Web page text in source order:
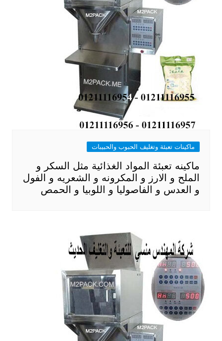
ماكينات تعبئة وتغليف الحبوب والحبيبات
ماكينه تعبئة المواد الغذائية مثل السكر و
الملح و الارز و المكرونه و الشعريه و الفول
و العدس و الفاصوليا و اللوبيا و الحمص